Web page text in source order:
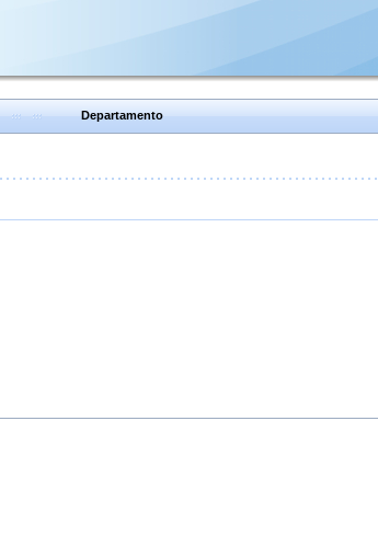
Departamento